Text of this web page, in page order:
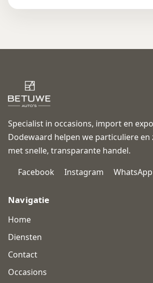
Specialist in occasions, import en
Dodewaard helpen we particuliere en
met snelle, transparante handel.
Facebook
Instagram WhatsApp
Navigatie
Home
Diensten
Contact
Occasions